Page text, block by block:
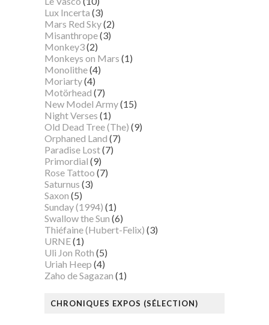
Lux Incerta (3)
Mars Red Sky(2)
Misanthrope(3)
Monkey3(2)
Monkeys on Mars (1)
Monolithe(4)
Moriarty(4)
Motörhead (7)
New Model Army(15)
Night Verses (1)
Old Dead Tree (The) (9)
Orphaned Land (7)
Paradise Lost(7)
Primordial (9)
Rose Tattoo (7)
Saturnus (3)
Saxon (5)
Sunday (1994) (1)
Swallow the Sun (6)
Thiéfaine (Hubert-Felix) (3)
URNE(1)
Uli Jon Roth (5)
Uriah Heep (4)
Zaho de Sagazan (1)
CHRONIQUES EXPOS (SÉLECTION)